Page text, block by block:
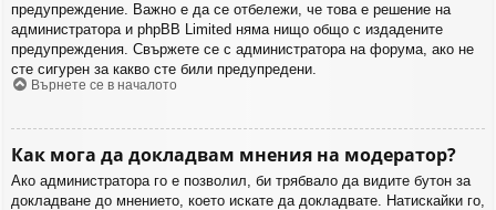
предупреждение. Важно е да се отбележи, че това е решение на
администратора и phpBB Limited няма нищо общо с издадените
предупреждения. Свържете се с администратора на форума, ако не
сте сигурен за какво сте били предупредени.
Върнете се в началото
Как мога да докладвам мнения на модератор?
Ако администратора го е позволил, би трябвало да видите бутон за
докладване до мнението, което искате да докладвате. Натискайки го,